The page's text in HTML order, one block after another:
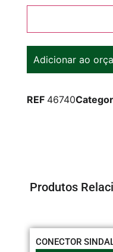
Adicionar ao
REF 46740
Produtos
CONECTOR